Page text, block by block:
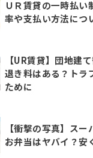
ＵＲ賃貸の一時払い
率や支払い方法につ
【UR賃貸】団地建
退き料はある？トラ
ために
【衝撃の写真】スー
お弁当はヤバイ？安